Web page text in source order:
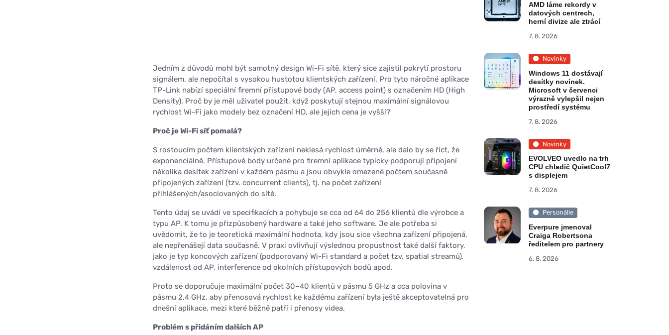
Jedním z důvodů mohl být samotný design Wi-Fi sítě, který sice zajistil pokrytí prostoru
signálem, ale nepočítal s vysokou hustotou klientských zařízení. Pro tyto náročné aplikace
TP-Link nabízí speciální firemní přístupové body (AP, access point) s označením HD (High
Density). Proč by je měl uživatel použít, když poskytují stejnou maximální signálovou
rychlost Wi-Fi jako modely bez označení HD, ale jejich cena je vyšší?
Proč je Wi-Fi síť pomalá?
S rostoucím počtem klientských zařízení neklesá rychlost úměrně, ale dalo by se říct, že
exponenciálně. Přístupové body určené pro firemní aplikace typicky podporují připojení
několika desítek zařízení v každém pásmu a jsou obvykle omezené počtem současně
připojených zařízení (tzv. concurrent clients), tj. na počet zařízení
přihlášených/asociovaných do sítě.
Tento údaj se uvádí ve specifikacích a pohybuje se cca od 64 do 256 klientů dle výrobce a
typu AP. K tomu je přizpůsobený hardware a také jeho software. Je ale potřeba si
uvědomit, že to je teoretická maximální hodnota, kdy jsou sice všechna zařízení připojená,
ale nepřenášejí data současně. V praxi ovlivňují výslednou propustnost také další faktory,
jako je typ koncových zařízení (podporovaný Wi-Fi standard a počet tzv. spatial streamů),
vzdálenost od AP, interference od okolních přístupových bodů apod.
Proto se doporučuje maximální počet 30–40 klientů v pásmu 5 GHz a cca polovina v
pásmu 2,4 GHz, aby přenosová rychlost ke každému zařízení byla ještě akceptovatelná pro
dnešní aplikace, mezi které běžně patří i přenosy videa.
Problém s přidáním dalších AP
AMD láme rekordy v
datových centrech,
herní divize ale ztrácí
7. 8. 2026
Novinky
Windows 11 dostávají
desítky novinek.
Microsoft v červenci
výrazně vylepšil nejen
prostředí systému
7. 8. 2026
Novinky
EVOLVEO uvedlo na trh
CPU chladič QuietCool7
s displejem
7. 8. 2026
Personálie
Everpure jmenoval
Craiga Robertsona
ředitelem pro partnery
6. 8. 2026